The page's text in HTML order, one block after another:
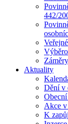
442/
Záměry
Aktuality
Dění v
Akce
K